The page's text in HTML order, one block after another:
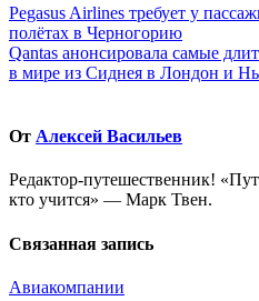
Навигация
по
записям
Pegasus Airlines требует у
полётах в Черногорию
Qantas анонсировала самые
в мире из Сиднея в Лондон и
От Алексей Васильев
Редактор-путешественник!
кто учится» — Марк Твен.
Связанная запись
Авиакомпании